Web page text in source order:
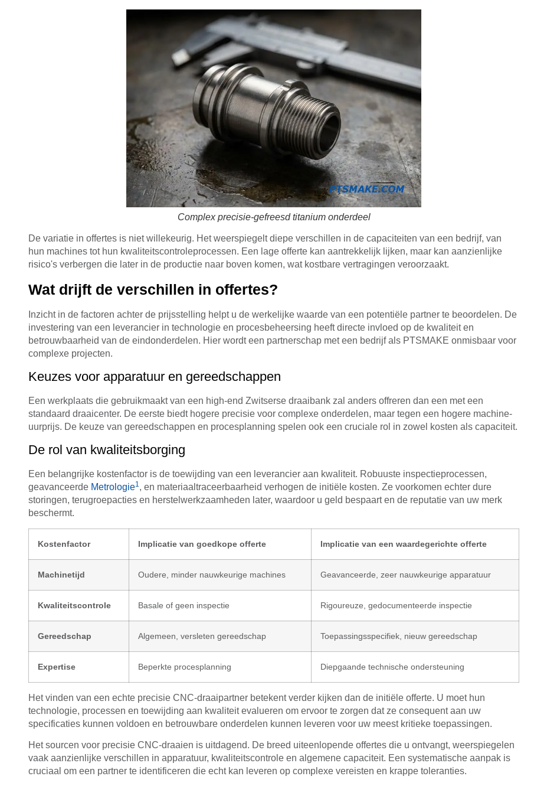
Complex precisie-gefreesd titanium onderdeel
De variatie in offertes is niet willekeurig. Het weerspiegelt diepe verschillen in de capaciteiten van een bedrijf, van
hun machines tot hun kwaliteitscontroleprocessen. Een lage offerte kan aantrekkelijk lijken, maar kan aanzienlijke
risico's verbergen die later in de productie naar boven komen, wat kostbare vertragingen veroorzaakt.
Wat drijft de verschillen in offertes?
Inzicht in de factoren achter de prijsstelling helpt u de werkelijke waarde van een potentiële partner te beoordelen. De
investering van een leverancier in technologie en procesbeheersing heeft directe invloed op de kwaliteit en
betrouwbaarheid van de eindonderdelen. Hier wordt een partnerschap met een bedrijf als PTSMAKE onmisbaar voor
complexe projecten.
Keuzes voor apparatuur en gereedschappen
Een werkplaats die gebruikmaakt van een high-end Zwitserse draaibank zal anders offreren dan een met een
standaard draaicenter. De eerste biedt hogere precisie voor complexe onderdelen, maar tegen een hogere machine-
uurprijs. De keuze van gereedschappen en procesplanning spelen ook een cruciale rol in zowel kosten als capaciteit.
De rol van kwaliteitsborging
Een belangrijke kostenfactor is de toewijding van een leverancier aan kwaliteit. Robuuste inspectieprocessen,
geavanceerde Metrologie1, en materiaaltraceerbaarheid verhogen de initiële kosten. Ze voorkomen echter dure
storingen, terugroepacties en herstelwerkzaamheden later, waardoor u geld bespaart en de reputatie van uw merk
beschermt.
Kostenfactor Implicatie van goedkope offerte Implicatie van een waardegerichte offerte
Machinetijd Oudere, minder nauwkeurige machines Geavanceerde, zeer nauwkeurige apparatuur
Kwaliteitscontrole Basale of geen inspectie Rigoureuze, gedocumenteerde inspectie
Gereedschap Algemeen, versleten gereedschap Toepassingsspecifiek, nieuw gereedschap
Expertise Beperkte procesplanning Diepgaande technische ondersteuning
Het vinden van een echte precisie CNC-draaipartner betekent verder kijken dan de initiële offerte. U moet hun
technologie, processen en toewijding aan kwaliteit evalueren om ervoor te zorgen dat ze consequent aan uw
specificaties kunnen voldoen en betrouwbare onderdelen kunnen leveren voor uw meest kritieke toepassingen.
Het sourcen voor precisie CNC-draaien is uitdagend. De breed uiteenlopende offertes die u ontvangt, weerspiegelen
vaak aanzienlijke verschillen in apparatuur, kwaliteitscontrole en algemene capaciteit. Een systematische aanpak is
cruciaal om een partner te identificeren die echt kan leveren op complexe vereisten en krappe toleranties.